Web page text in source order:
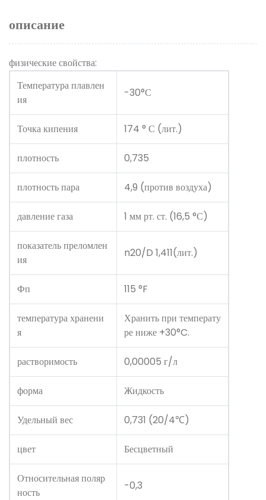
описание
физические свойства:
Температура плавлен
ия
-30°С
Точка кипения 174 ° С (лит.)
плотность 0,735
плотность пара 4,9 (против воздуха)
давление газа 1 мм рт. ст. (16,5 °С)
показатель преломлен
ия
n20/D 1,411(лит.)
Фп 115 °F
температура хранени
я
Хранить при температу
ре ниже +30°C.
растворимость 0,00005 г/л
форма Жидкость
Удельный вес 0,731 (20/4℃)
цвет Бесцветный
Относительная поляр
ность
-0,3